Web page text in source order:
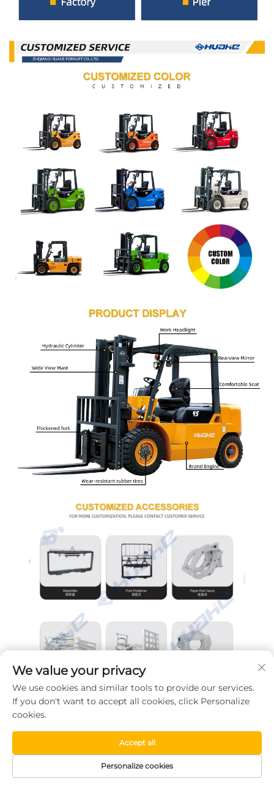
We value your privacy
We use cookies and similar tools to provide our services.
If you don't want to accept all cookies, click Personalize
cookies.
Personalize cookies
Accept all